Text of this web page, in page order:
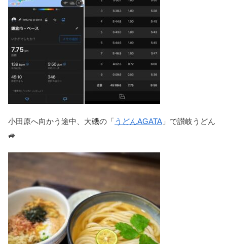
小田原へ向かう途中、大磯の「うどんAGATA 」で讃岐うどん
🚙